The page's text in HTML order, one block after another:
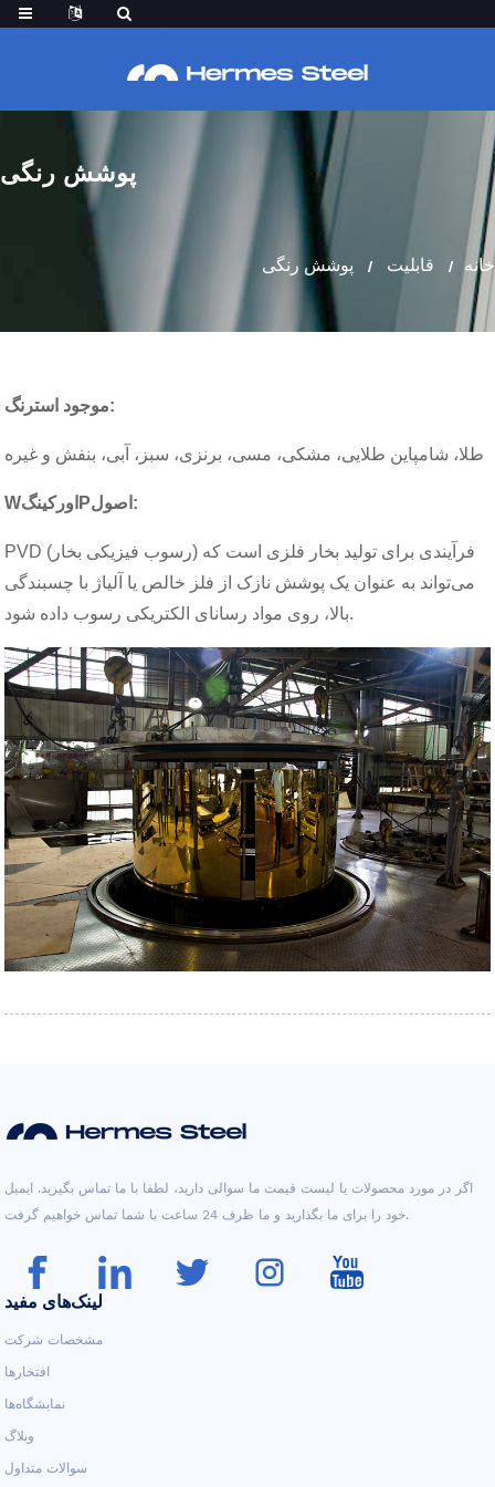
پوشش رنگی
خانه قابلیت پوشش رنگی
موجود استرنگ :
طلا، شامپاین طلایی، مشکی، مسی، برنزی، سبز، آبی، بنفش و غیره
Wاورکینگ Pاصول :
PVD (رسوب فیزیکی بخار) فرآیندی برای تولید بخار فلزی است که
می‌تواند به عنوان یک پوشش نازک از فلز خالص یا آلیاژ با چسبندگی
بالا، روی مواد رسانای الکتریکی رسوب داده شود.
اگر در مورد محصولات یا لیست قیمت ما سوالی دارید، لطفا با ما تماس بگیرید. ایمیل
خود را برای ما بگذارید و ما ظرف 24 ساعت با شما تماس خواهیم گرفت.
لینک‌های مفید
مشخصات شرکت
افتخارها
نمایشگاه‌ها
وبلاگ
سوالات متداول